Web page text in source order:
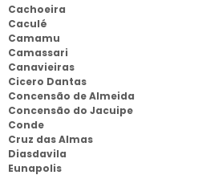
Cachoeira
Caculé
Camamu
Camassari
Canavieiras
Cicero Dantas
Concensão de Almeida
Concensão do Jacuipe
Conde
Cruz das Almas
Diasdavila
Eunapolis